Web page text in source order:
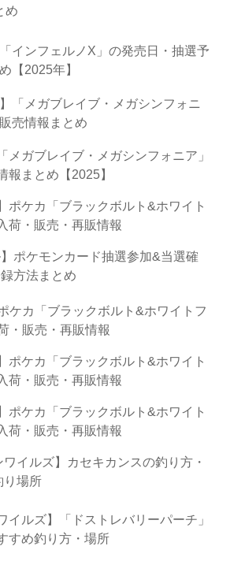
め
「インフェルノX」の発売日・抽選予
【2025年】
】「メガブレイブ・メガシンフォニ
売情報まとめ
メガブレイブ・メガシンフォニア」
報まとめ【2025】
ポケカ「ブラックボルト&ホワイト
荷・販売・再販情報
】ポケモンカード抽選参加&当選確
方法まとめ
ケカ「ブラックボルト&ホワイトフ
・販売・再販情報
ポケカ「ブラックボルト&ホワイト
荷・販売・再販情報
ポケカ「ブラックボルト&ホワイト
荷・販売・再販情報
ワイルズ】カセキカンスの釣り方・
り場所
イルズ】「ドストレバリーパーチ」
すめ釣り方・場所